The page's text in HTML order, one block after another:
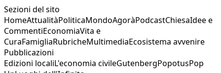
Sezioni del sito
HomeAttualitàPoliticaMondoAgoràPodcastChiesaIdee e
CommentiEconomiaVita e
CuraFamigliaRubricheMultimediaEcosistema avvenire
Pubblicazioni
Edizioni localiL'economia civileGutenbergPopotusPop